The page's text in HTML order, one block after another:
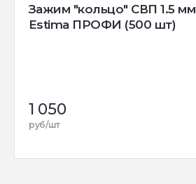
Зажим "кольцо" СВП 1.5 мм
Estima ПРОФИ (500 шт)
1 050
руб/шт